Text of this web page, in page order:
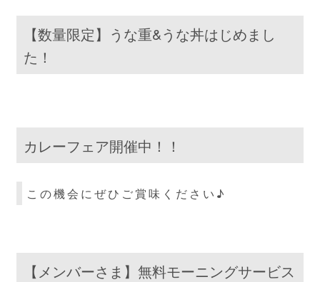
【数量限定】うな重&うな丼はじめまし
た！
カレーフェア開催中！！
この機会にぜひご賞味ください♪
【メンバーさま】無料モーニングサービス